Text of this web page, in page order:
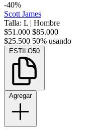
-40%
Scott James
Talla: L | Hombre
$51.000 $85.000
$25.500 50% usando
ESTILO50
Agregar